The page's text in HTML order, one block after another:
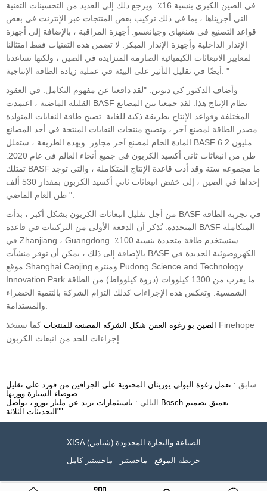
في الصين الكبرى بنسبة 16٪. ويرجع ذلك إلى العديد من التحسينات التقنية
التي أجريناها ، بما في ذلك تركيب بعض المنتجات عبر الإنترنت في بعض
قواعد التصنيع في شنغهاي وجيانغسو. أجهزة المراقبة ، بالإضافة إلى أجهزة
الإنذار الداخلية وأجهزة الإنذار المبكر. لا تضمن هذه التقنيات فقط امتثالنا
لمعايير الانبعاثات الكيميائية الصارمة المتزايدة في الصين ، ولكنها تساعدنا
أيضًا في تقليل التأثير على البيئة في عملية زيادة الطاقة الإنتاجية. "
وأضاف الدكتور كي ديوين: "لقد دافعنا عن مفهوم التكامل. في العقود
القليلة الماضية ، اعتمدت BASF نظام الإنتاج هذا. لقد جمعنا بين المصانع
المختلفة وقواعد الإنتاج بطريقة ذكية للغاية. تصبح طاقة النفايات المتولدة
مصدر الطاقة لمصنع آخر ، وتصبح منتجات النفايات المنتجة في أحد المصانع
المادة الخام لمصنع آخر مجاور. وبهذه الطريقة ، ستقلل BASF 6.2 مليون
تمتلك BASF ما مجموعه ستة وقد أدت قاعدة الإنتاج المتكاملة ، والتي توجد
إحداها في الصين ، إلى خفض انبعاثات ثاني أكسيد الكربون بمقدار 530 ألف
طن العام الماضي ".
من أجل تقليل انبعاثات الكربون بشكل أكبر ، بدأت BASF في تجربة الطاقة
المتجددة. يُذكر أن الدفعة الأولى من التركيبات في قاعدة BASF المتكاملة
في Zhanjiang ، Guangdong ستستخدم طاقة متجددة بنسبة 100٪.
بالإضافة إلى ذلك ، يمكن أن توفر منشآت BASF الكهروضوئية الجديدة في
موقع Shanghai Caojing ومنتزه Pudong Science and Technology
Innovation Park ما يقرب من 1300 كيلووات (ذروة كيلوواط) من الطاقة
الشمسية. وتعكس هذه الإجراءات كذلك التزام الشركة بالتنمية الخضراء
الصين بو رغوة العفن شكل الشركة المصنعة للمنتجات كما ستتخذ Finehope
سابق : تعمل رغوة البولي يوريثان المحتوية على الجرافين من فورد على تقليل
ضوضاء السيارة ووزنها
التالي : باستثمارات تزيد عن مليار يورو ، تواصل Bosch تعميق تصميم
"التحديثات الثلاثة"
XISA (شيامن) الصناعة والتجارة المحدودة
خريطة الموقع
ماجستير ماجستير كامل